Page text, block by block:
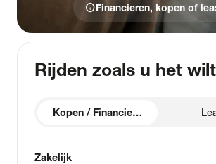
infoFinancieren, kopen of
Rijden zoals u het wilt
Kopen / Financieren
Zakelijk